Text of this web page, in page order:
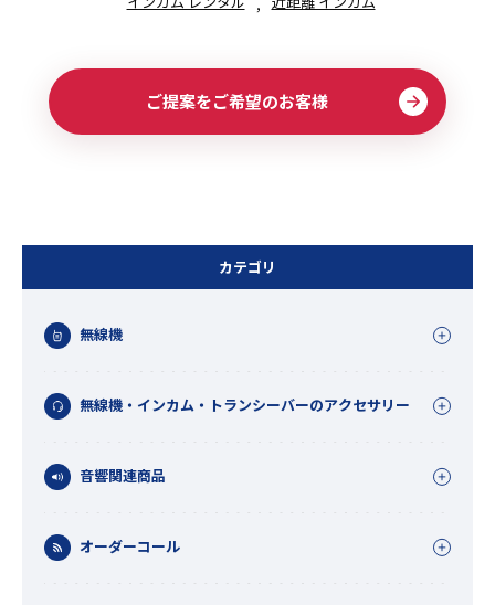
カテゴリ
無線機
無線機・インカム・トランシーバーのアクセサリー
音響関連商品
オーダーコール
ご提案をご希望のお客様